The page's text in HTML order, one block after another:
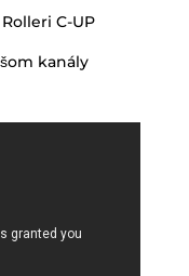
C-UP
kanály